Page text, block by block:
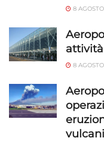
Utilizzare dati di
Riconoscere i
richieste
Garantire la
rilevare frodi,
e presentare
Salvare e
8
8